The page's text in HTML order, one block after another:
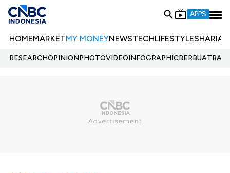
APPS
HOMEMARKETMY MONEYNEWSTECHLIFESTYLESHARIA
RESEARCHOPINIONPHOTOVIDEOINFOGRAPHIC